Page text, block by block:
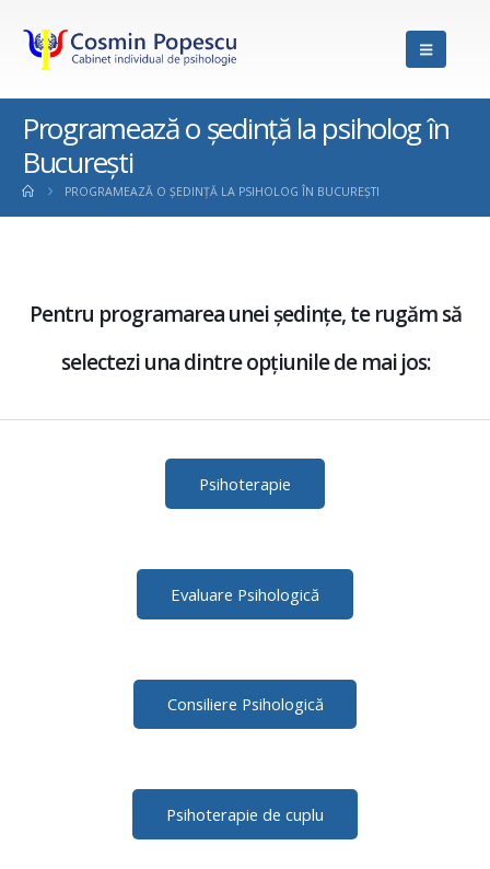
Programează o ședință la psiholog în
București
PROGRAMEAZĂ O ȘEDINȚĂ LA PSIHOLOG ÎN BUCUREȘTI
Pentru programarea unei ședințe, te rugăm să
selectezi una dintre opțiunile de mai jos:
Psihoterapie
Evaluare Psihologică
Consiliere Psihologică
Psihoterapie de cuplu